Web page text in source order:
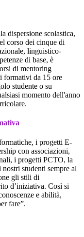
dispersione scolastica,
corso dei cinque di
linguistico-
di base, è
di mentoring
formativi da 15 ore
studente o su
momento dell'anno
i progetti E-
con associazioni,
i progetti PCTO, la
studenti sempre al
gli stili di
d’iniziativa. Così si
e abilità,
fare”.